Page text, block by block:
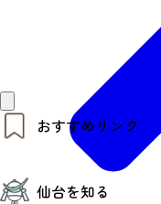
おすすめリンク
仙台夜時間
モデルコース
仙台を知る